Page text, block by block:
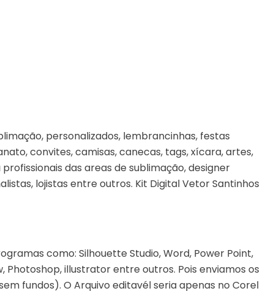
personalizados, lembrancinhas, festas
convites, camisas, canecas, tags, xícara, artes,
das areas de sublimação, designer
lojistas entre outros. Kit Digital Vetor Santinhos
como: Silhouette Studio, Word, Power Point,
Photoshop, illustrator entre outros. Pois enviamos os
fundos). O Arquivo editavél seria apenas no Corel